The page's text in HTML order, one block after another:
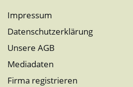
Impressum
Datenschutzerklärung
Unsere AGB
Mediadaten
Firma registrieren